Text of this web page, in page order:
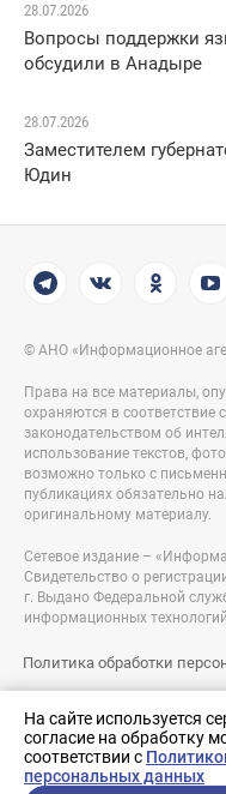
На сайте используется
согласие на обработку
соответствии с
персональных данных
28.07.2026
Вопросы поддержки
обсудили в Анадыре
28.07.2026
Заместителем
Юдин
© АНО «Информационное
Права на все материалы,
охраняются в
законодательством об
использование текстов,
возможно только с
публикациях обязательно
оригинальному материалу.
Сетевое издание –
Свидетельство о
г. Выдано Федеральной
информационных
Политика обработки
Разработка сайта:
nologostudio.ru